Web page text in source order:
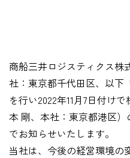
採
商船三井ロジスティクス株
社：東京都千代田区、以下
を行い2022年11月7日付け
本 剛、本社：東京都港区
でお知らせいたします。
当社は、今後の経営環境の